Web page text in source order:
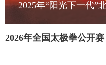
2025年“阳光下一代”
2026年全国太极拳公开